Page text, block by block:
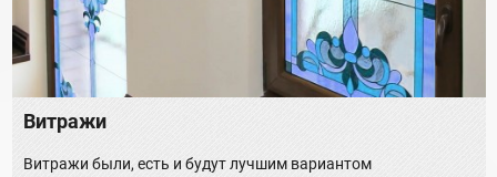
Витражи
Витражи были, есть и будут лучшим вариантом